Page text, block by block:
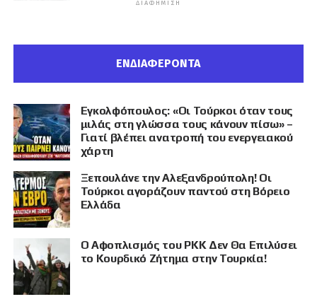
ΔΙΑΦΉΜΙΣΗ
ΕΝΔΙΑΦΕΡΟΝΤΑ
Εγκολφόπουλος: «Οι Τούρκοι όταν τους
μιλάς στη γλώσσα τους κάνουν πίσω» –
Γιατί βλέπει ανατροπή του ενεργειακού
χάρτη
Ξεπουλάνε την Αλεξανδρούπολη! Οι
Τούρκοι αγοράζουν παντού στη Βόρειο
Ελλάδα
Ο Αφοπλισμός του PKK Δεν Θα Επιλύσει
το Κουρδικό Ζήτημα στην Τουρκία!